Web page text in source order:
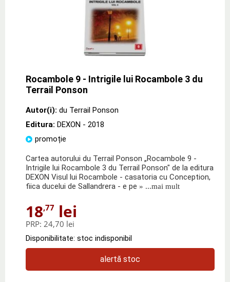
Rocambole 9 - Intrigile lui Rocambole 3 du
Terrail Ponson
Autor(i): du Terrail Ponson
Editura: DEXON - 2018
promoție
Cartea autorului du Terrail Ponson „Rocambole 9 -
Intrigile lui Rocambole 3 du Terrail Ponson" de la editura
DEXON Visul lui Rocambole - casatoria cu Conception,
fiica ducelui de Sallandrera - e pe » ...mai mult
18,77 lei
PRP: 24,70 lei
Disponibilitate: stoc indisponibil
alertă stoc